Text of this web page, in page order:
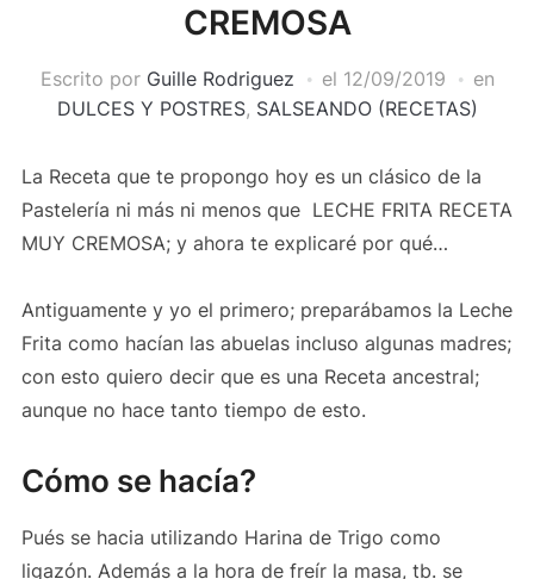
CREMOSA
Escrito por Guille Rodriguez el 12/09/2019
en
DULCES Y POSTRES, SALSEANDO (RECETAS)
La Receta que te propongo hoy es un clásico de la
Pastelería ni más ni menos que LECHE FRITA RECETA
MUY CREMOSA; y ahora te explicaré por qué…
Antiguamente y yo el primero; preparábamos la Leche
Frita como hacían las abuelas incluso algunas madres;
con esto quiero decir que es una Receta ancestral;
aunque no hace tanto tiempo de esto.
Cómo se hacía?
Pués se hacia utilizando Harina de Trigo como
ligazón. Además a la hora de freír la masa, tb. se